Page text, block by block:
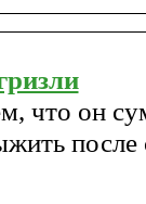
что он